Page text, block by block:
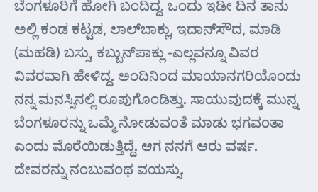
ಬೆಂಗಳೂರಿಗೆ ಹೋಗಿ ಬಂದಿದ್ದ. ಒಂದು ಇಡೀ ದಿನ ತಾನು
ಅಲ್ಲಿ ಕಂಡ ಕಟ್ಟಡ, ಲಾಲ್‌ಬಾಕ್ಲು, ಇದಾನ್‌ಸೌದ, ಮಾಡಿ
(ಮಹಡಿ) ಬಸ್ಸು, ಕಬ್ಬುನ್‌ಪಾಕ್ಲು -ಎಲ್ಲವನ್ನೂ ವಿವರ
ವಿವರವಾಗಿ ಹೇಳಿದ್ದ. ಅಂದಿನಿಂದ ಮಾಯಾನಗರಿಯೊಂದು
ನನ್ನ ಮನಸ್ಸಿನಲ್ಲಿ ರೂಪುಗೊಂಡಿತ್ತು. ಸಾಯುವುದಕ್ಕೆ ಮುನ್ನ
ಬೆಂಗಳೂರನ್ನು ಒಮ್ಮೆ ನೋಡುವಂತೆ ಮಾಡು ಭಗವಂತಾ
ಎಂದು ಮೊರೆಯಿಡುತ್ತಿದ್ದೆ. ಆಗ ನನಗೆ ಆರು ವರ್ಷ.
ದೇವರನ್ನು ನಂಬುವಂಥ ವಯಸ್ಸು.